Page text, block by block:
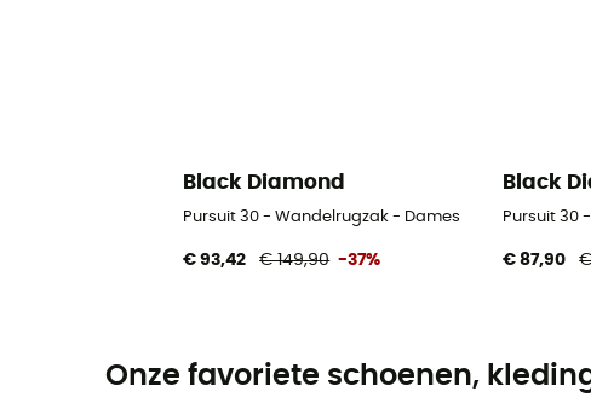
Black Diamond
Pursuit 30 - Wandelrugzak - Dames
€ 93,42 € 149,90 -37%
Black
Pursuit 30
€ 87,90
Onze favoriete schoenen,